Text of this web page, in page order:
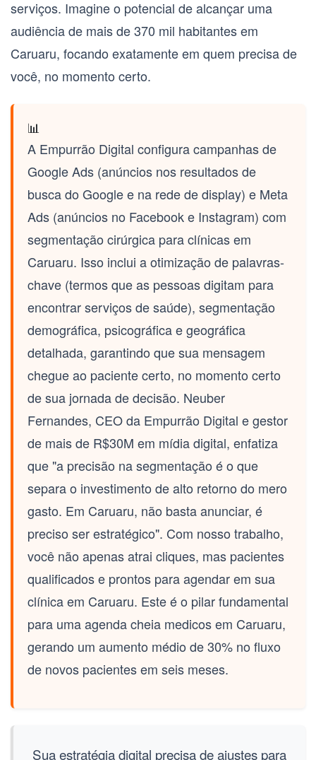
serviços. Imagine o potencial de alcançar uma
audiência de mais de 370 mil habitantes em
Caruaru, focando exatamente em quem precisa de
você, no momento certo.
📊
A Empurrão Digital configura campanhas de
Google Ads (anúncios nos resultados de
busca do Google e na rede de display) e Meta
Ads (anúncios no Facebook e Instagram) com
segmentação cirúrgica para clínicas em
Caruaru. Isso inclui a otimização de palavras-
chave (termos que as pessoas digitam para
encontrar serviços de saúde), segmentação
demográfica, psicográfica e geográfica
detalhada, garantindo que sua mensagem
chegue ao paciente certo, no momento certo
de sua jornada de decisão. Neuber
Fernandes, CEO da Empurrão Digital e gestor
de mais de R$30M em mídia digital, enfatiza
que "a precisão na segmentação é o que
separa o investimento de alto retorno do mero
gasto. Em Caruaru, não basta anunciar, é
preciso ser estratégico". Com nosso trabalho,
você não apenas atrai cliques, mas pacientes
qualificados e prontos para agendar em sua
clínica em Caruaru. Este é o pilar fundamental
para umaagenda cheia medicosem Caruaru,
gerando um aumento médio de 30% no fluxo
de novos pacientes em seis meses.
Sua estratégia digital precisa de ajustes para